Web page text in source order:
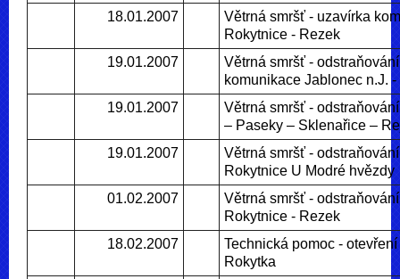
18.01.2007
Větrná smršť - uzavírka
Rokytnice - Rezek
19.01.2007
Větrná smršť -
komunikace Jablonec n.J. -
19.01.2007
Větrná smršť -
– Paseky – Sklenařice –
19.01.2007
Větrná smršť -
Rokytnice U Modré hvězdy
01.02.2007
Větrná smršť -
Rokytnice - Rezek
18.02.2007
Technická pomoc -
Rokytka